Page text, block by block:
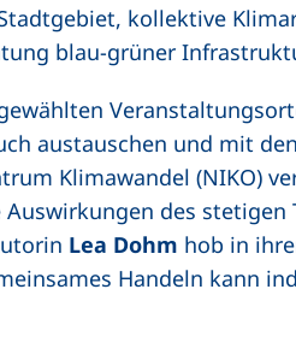
kollektive
blau-grüner
austauschen und mit
Klimawandel (NIKO)
des stetigen
Lea Dohm (externer
hob in
Handeln kann